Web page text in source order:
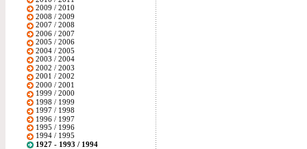
2009 / 2010
2008 / 2009
2007 / 2008
2006 / 2007
2005 / 2006
2004 / 2005
2003 / 2004
2002 / 2003
2001 / 2002
2000 / 2001
1999 / 2000
1998 / 1999
1997 / 1998
1996 / 1997
1995 / 1996
1994 / 1995
1927 - 1993 / 1994